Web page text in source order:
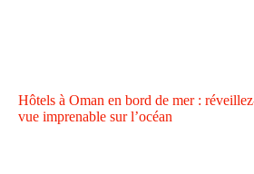
Hôtels à Oman en bord de mer :
vue imprenable sur l’océan